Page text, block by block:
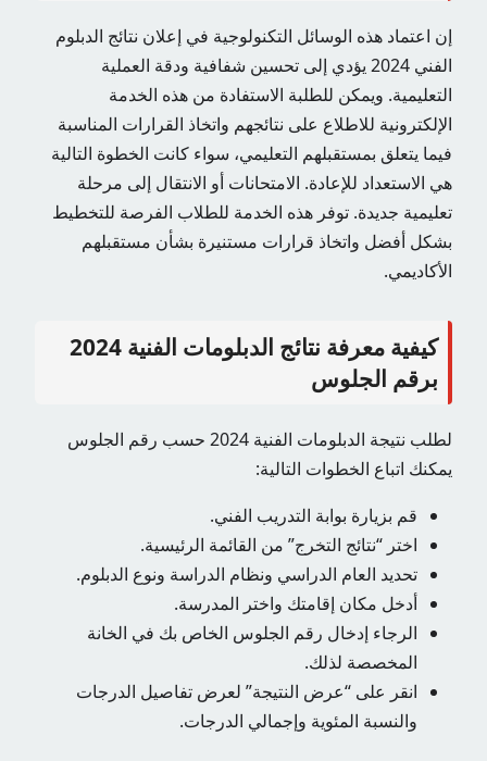
إن اعتماد هذه الوسائل التكنولوجية في إعلان نتائج الدبلوم
الفني 2024 يؤدي إلى تحسين شفافية ودقة العملية
التعليمية. ويمكن للطلبة الاستفادة من هذه الخدمة
الإلكترونية للاطلاع على نتائجهم واتخاذ القرارات المناسبة
فيما يتعلق بمستقبلهم التعليمي، سواء كانت الخطوة التالية
هي الاستعداد للإعادة. الامتحانات أو الانتقال إلى مرحلة
تعليمية جديدة. توفر هذه الخدمة للطلاب الفرصة للتخطيط
بشكل أفضل واتخاذ قرارات مستنيرة بشأن مستقبلهم
الأكاديمي.
كيفية معرفة نتائج الدبلومات الفنية 2024
برقم الجلوس
لطلب نتيجة الدبلومات الفنية 2024 حسب رقم الجلوس
يمكنك اتباع الخطوات التالية:
قم بزيارة بوابة التدريب الفني.
اختر “نتائج التخرج” من القائمة الرئيسية.
تحديد العام الدراسي ونظام الدراسة ونوع الدبلوم.
أدخل مكان إقامتك واختر المدرسة.
الرجاء إدخال رقم الجلوس الخاص بك في الخانة
المخصصة لذلك.
انقر على “عرض النتيجة” لعرض تفاصيل الدرجات
والنسبة المئوية وإجمالي الدرجات.